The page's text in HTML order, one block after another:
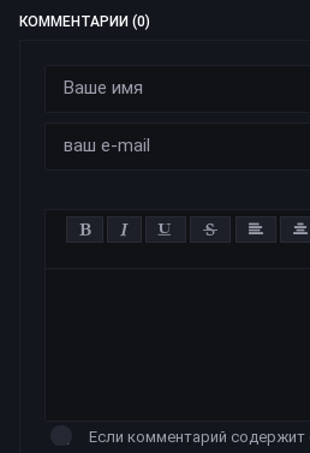
КОММЕНТАРИИ (0)
Если комментарий содержит